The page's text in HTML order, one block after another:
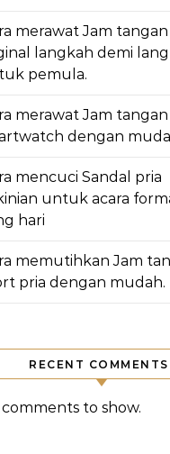
merawat Jam tangan
langkah demi
pemula.
merawat Jam tangan
dengan
mencuci Sandal pria
untuk acara
hari
memutihkan Jam
pria dengan mudah.
RECENT COMMENTS
comments to show.